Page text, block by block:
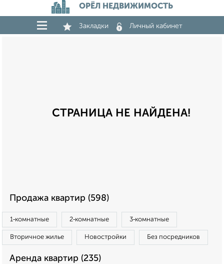
ОРЁЛ НЕДВИЖИМОСТЬ
Закладки Личный кабинет
СТРАНИЦА НЕ НАЙДЕНА!
Продажа квартир (598)
1‑комнатные 2‑комнатные 3‑комнатные
Вторичное жилье Новостройки Без посредников
Аренда квартир (235)